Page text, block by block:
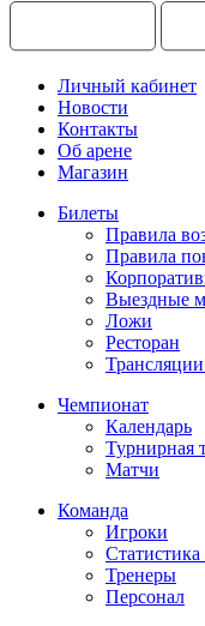
Личный кабинет
Новости
Контакты
Об арене
Магазин
Билеты
Правила
Правила
Выездные
Ложи
Ресторан
Чемпионат
Календарь
Турнирная
Матчи
Команда
Игроки
Статистика
Тренеры
Персонал